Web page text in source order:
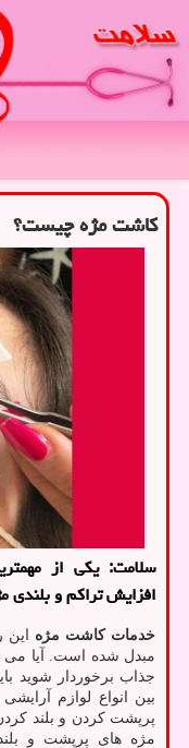
کاشت مژه چیست؟
سلامت: یکی از
افزایش تراکم و بلندی
خدمات کاشت مژه این
مبدل شده است. آیا می‌
جذاب برخوردار شوید
بین انواع لوازم
پرپشت کردن و بلند
مژه ‌های پرپشت و